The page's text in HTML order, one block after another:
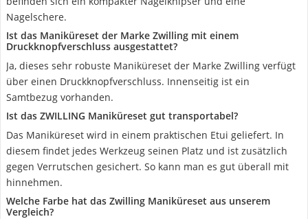
Nagelschere.
Ist das Maniküreset der Marke Zwilling mit einem
Druckknopfverschluss ausgestattet?
Ja, dieses sehr robuste Maniküreset der Marke Zwilling verfügt
über einen Druckknopfverschluss. Innenseitig ist ein
Samtbezug vorhanden.
Ist das ZWILLING Maniküreset gut transportabel?
Das Maniküreset wird in einem praktischen Etui geliefert. In
diesem findet jedes Werkzeug seinen Platz und ist zusätzlich
gegen Verrutschen gesichert. So kann man es gut überall mit
hinnehmen.
Welche Farbe hat das Zwilling Maniküreset aus unserem
Vergleich?